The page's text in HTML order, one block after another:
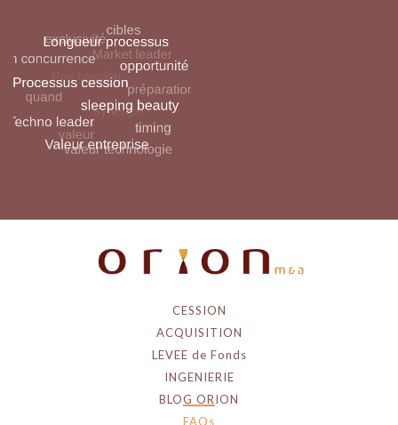
CESSION
ACQUISITION
LEVEE de Fonds
INGENIERIE
BLOG ORION
FAQs